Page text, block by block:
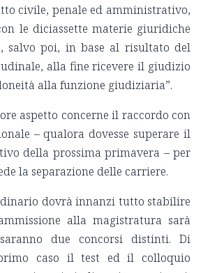
civile, penale ed amministrativo,
le diciassette materie giuridiche
salvo poi, in base al risultato del
alla fine ricevere il giudizio
alla funzione giudiziaria”.
aspetto concerne il raccordo con
– qualora dovesse superare il
della prossima primavera – per
la separazione delle carriere.
dovrà innanzi tutto stabilire
alla magistratura sarà
due concorsi distinti. Di
caso il test ed il colloquio